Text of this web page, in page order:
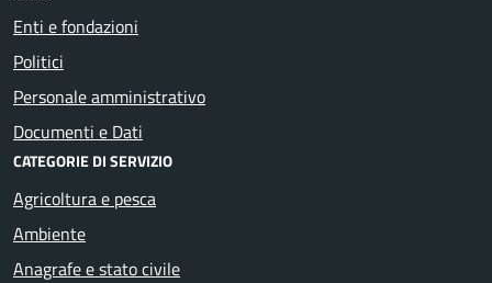
Enti e fondazioni
Politici
Personale amministrativo
Documenti e Dati
CATEGORIE DI SERVIZIO
Agricoltura e pesca
Ambiente
Anagrafe e stato civile